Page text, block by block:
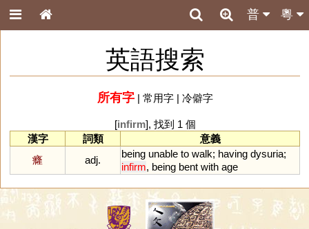
粵
普
英語搜索
所有字| 常用字| 冷僻字
[infirm], 找到 1 個
漢字
詞類
意義
癃
adj.
being unable to walk; having dysuria;
infirm, being bent with age